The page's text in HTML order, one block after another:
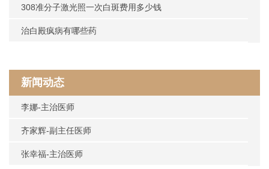
308准分子激光照一次白斑费用多少钱
治白殿疯病有哪些药
新闻动态
李娜-主治医师
齐家辉-副主任医师
张幸福-主治医师